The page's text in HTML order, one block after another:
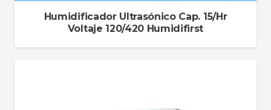
Humidificador Ultrasónico Cap. 15/Hr
Voltaje 120/420 Humidifirst